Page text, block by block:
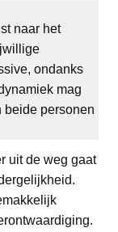
naar het
ondanks
mag
beide personen
uit de weg gaat